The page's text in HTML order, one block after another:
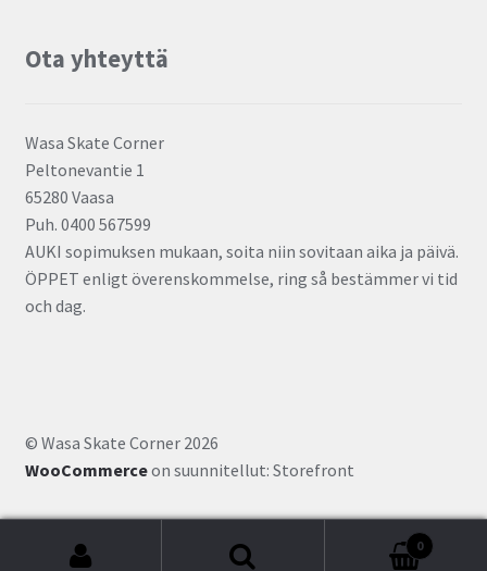
Ota yhteyttä
Wasa Skate Corner
Peltonevantie 1
65280 Vaasa
Puh. 0400 567599
AUKI sopimuksen mukaan, soita niin sovitaan aika ja päivä.
ÖPPET enligt överenskommelse, ring så bestämmer vi tid
och dag.
© Wasa Skate Corner 2026
WooCommerceon suunnitellut: Storefront
0